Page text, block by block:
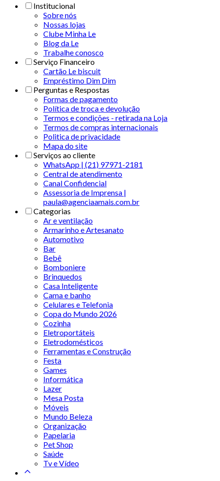
Institucional
Sobre nós
Nossas lojas
Clube Minha Le
Blog da Le
Trabalhe conosco
Serviço Financeiro
Cartão Le biscuit
Empréstimo Dim Dim
Perguntas e Respostas
Formas de pagamento
Política de troca e devolução
Termos e condições - retirada na Loja
Termos de compras internacionais
Politica de privacidade
Mapa do site
Serviços ao cliente
WhatsApp | (21) 97971-2181
Central de atendimento
Canal Confidencial
Assessoria de Imprensa |
paula@agenciaamais.com.br
Categorias
Ar e ventilação
Armarinho e Artesanato
Automotivo
Bar
Bebê
Bomboniere
Brinquedos
Casa Inteligente
Cama e banho
Celulares e Telefonia
Copa do Mundo 2026
Cozinha
Eletroportáteis
Eletrodomésticos
Ferramentas e Construção
Festa
Games
Informática
Lazer
Mesa Posta
Móveis
Mundo Beleza
Organização
Papelaria
Pet Shop
Saúde
Tv e Vídeo